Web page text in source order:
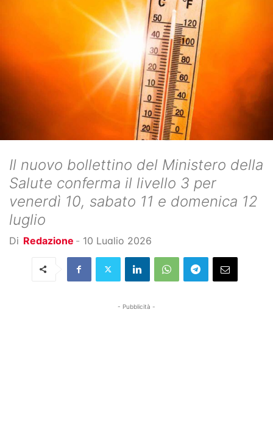
Il nuovo bollettino del Ministero della
Salute conferma il livello 3 per
venerdì 10, sabato 11 e domenica 12
luglio
Di Redazione - 10 Luglio 2026
- Pubblicità -